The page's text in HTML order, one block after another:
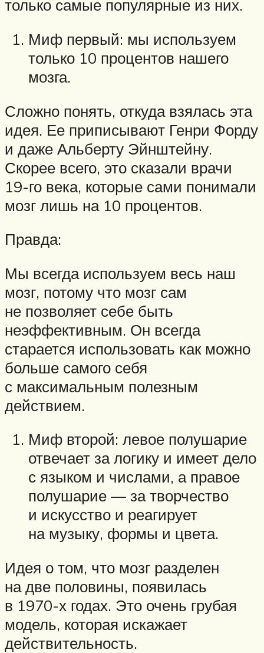
только самые популярные из них.
Миф первый: мы используем
только 10 процентов нашего
мозга.
Сложно понять, откуда взялась эта
идея. Ее приписывают Генри Форду
и даже Альберту Эйнштейну.
Скорее всего, это сказали врачи
19-го века, которые сами понимали
мозг лишь на 10 процентов.
Правда:
Мы всегда используем весь наш
мозг, потому что мозг сам
не позволяет себе быть
неэффективным. Он всегда
старается использовать как можно
больше самого себя
с максимальным полезным
действием.
Миф второй: левое полушарие
отвечает за логику и имеет дело
с языком и числами, а правое
полушарие — за творчество
и искусство и реагирует
на музыку, формы и цвета.
Идея о том, что мозг разделен
на две половины, появилась
в 1970-х годах. Это очень грубая
модель, которая искажает
действительность.